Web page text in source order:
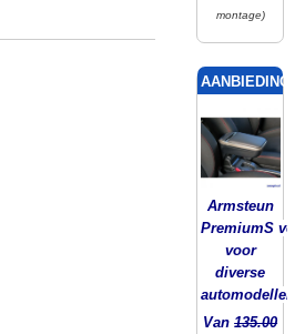
montage)
Armsteun
PremiumS
voor
diverse
automodellen
Van135.00